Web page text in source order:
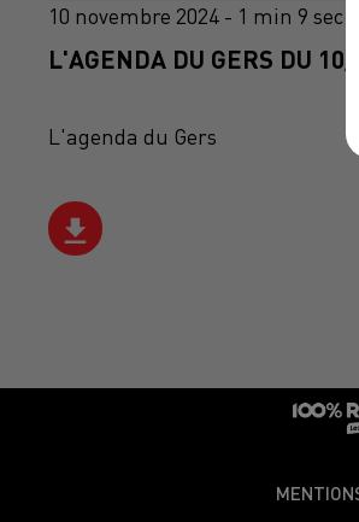
10 novembre 2024 - 1 min 9 sec
L'AGENDA DU GERS DU 10/
L'agenda du Gers